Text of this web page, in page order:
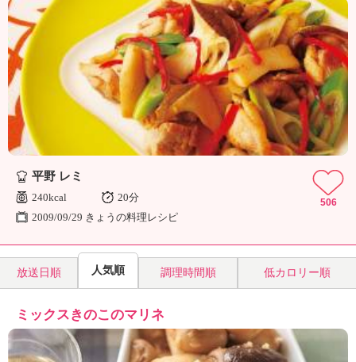
な
の
き
ょ
う
の
料
理
」
平野 レミ
240kcal
20分
2009/09/29 きょうの料理レシピ
506
放送日順 人気順 調理時間順 低カロリー順
ミックスきのこのマリネ